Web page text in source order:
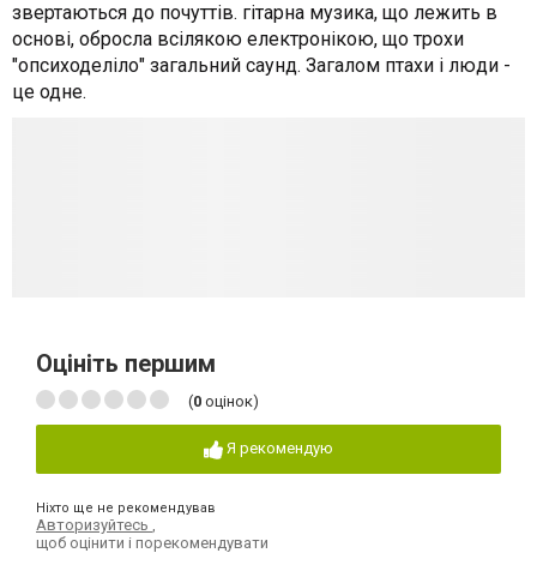
звертаються до почуттів. гітарна музика, що лежить в
основі, обросла всілякою електронікою, що трохи
"опсиходеліло" загальний саунд. Загалом птахи і люди -
це одне.
Оцініть першим
(0 оцінок)
Я рекомендую
Ніхто ще не рекомендував
Авторизуйтесь
щоб оцінити і порекомендувати